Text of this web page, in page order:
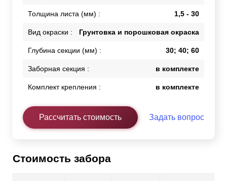
Толщина листа (мм) : 1,5 - 30
Вид окраски : Грунтовка и порошковая окраска
Глубина секции (мм) : 30; 40; 60
Заборная секция : в комплекте
Комплект крепления : в комплекте
Рассчитать стоимость Задать вопрос
Стоимость забора